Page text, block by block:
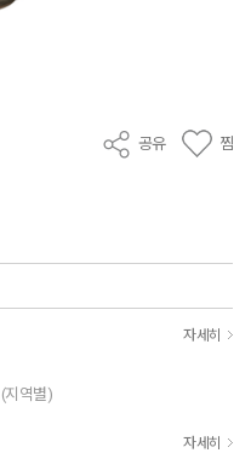
공유 찜
자세히
(지역별)
자세히